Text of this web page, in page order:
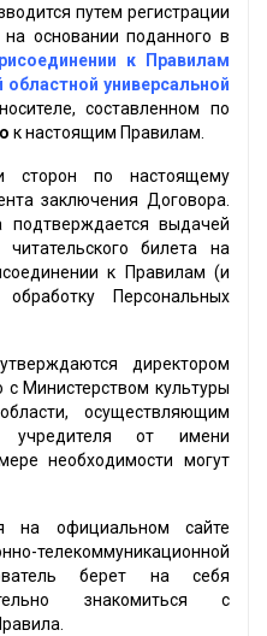
путем регистрации
основании поданного в
к Правилам
универсальной
составленном по
к настоящим Правилам.
сторон по настоящему
заключения Договора.
выдачей
читательского билета на
к Правилам (и
Персональных
директором
с Министерством культуры
осуществляющим
от имени
необходимости могут
на официальном сайте
телекоммуникационной
берет на себя
знакомиться с